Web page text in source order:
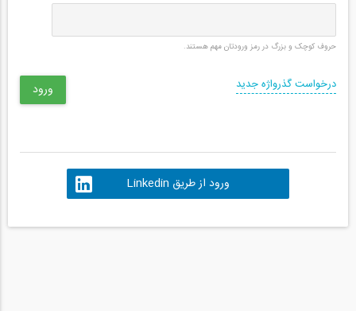
حروف کوچک و بزرگ در رمز ورودتان مهم هستند.
درخواست گذرواژه جدید
ورود از طریق Linkedin